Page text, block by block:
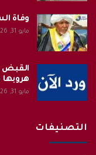
وفاة
مايو 31, 2026
القبض
مايو 31, 2026
التصنيفات